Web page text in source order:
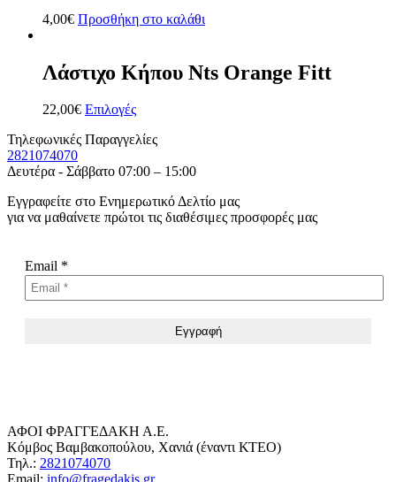
4,00€ Προσθήκη στο καλάθι
Λάστιχο Κήπου Nts Orange Fitt
22,00€ Επιλογές
Τηλεφωνικές Παραγγελίες
2821074070
Δευτέρα - Σάββατο 07:00 – 15:00
Εγγραφείτε στο Ενημερωτικό Δελτίο μας
για να μαθαίνετε πρώτοι τις διαθέσιμες προσφορές μας
Email *
ΑΦΟΙ ΦΡΑΓΓΕΔΑΚΗ Α.Ε.
Κόμβος Βαμβακοπούλου, Χανιά (έναντι ΚΤΕΟ)
Τηλ.: 2821074070